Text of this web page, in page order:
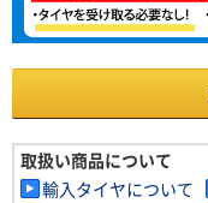
取扱い商品について
輸入タイヤについて